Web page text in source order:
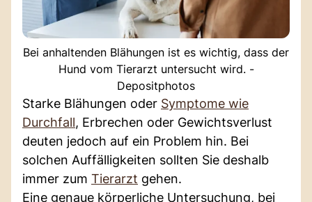
Bei anhaltenden Blähungen ist es wichtig, dass der
Hund vom Tierarzt untersucht wird. -
Depositphotos
Starke Blähungen oder Symptome wie
Durchfall, Erbrechen oder Gewichtsverlust
deuten jedoch auf ein Problem hin. Bei
solchen Auffälligkeiten sollten Sie deshalb
immer zum Tierarzt gehen.
Eine genaue körperliche Untersuchung, bei